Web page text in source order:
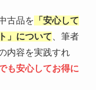
古品を 「安心して
」について、筆者
内容を実践すれ
も安心してお得に